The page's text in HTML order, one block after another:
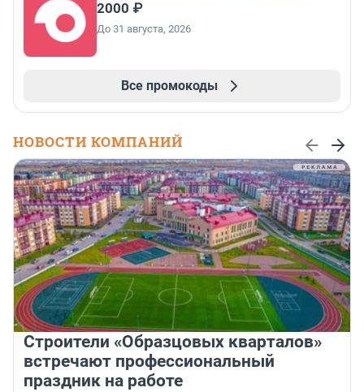
2000 ₽
До 31 августа, 2026
Все промокоды
НОВОСТИ КОМПАНИЙ
Строители «Образцовых кварталов»
встречают профессиональный
праздник на работе